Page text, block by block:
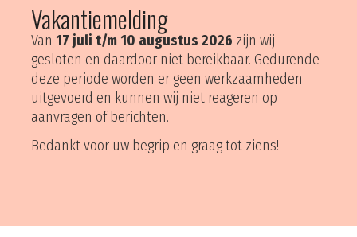
Vakantiemelding
Van 17 juli t/m 10 augustus 2026 zijn wij
gesloten en daardoor niet bereikbaar. Gedurende
deze periode worden er geen werkzaamheden
uitgevoerd en kunnen wij niet reageren op
aanvragen of berichten.
Bedankt voor uw begrip en graag tot ziens!